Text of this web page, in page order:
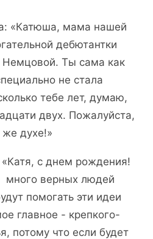
«Катюша, мама нашей
дебютантки
Ты сама как
не стала
тебе лет, думаю,
двух. Пожалуйста,
духе!»
с днем рождения!
много верных людей
помогать эти идеи
главное - крепкого-
потому что если будет